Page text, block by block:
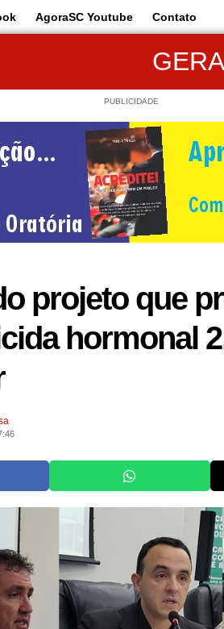
AgoraSC Youtube Contato
PUBLICIDADE
projeto que
hormonal